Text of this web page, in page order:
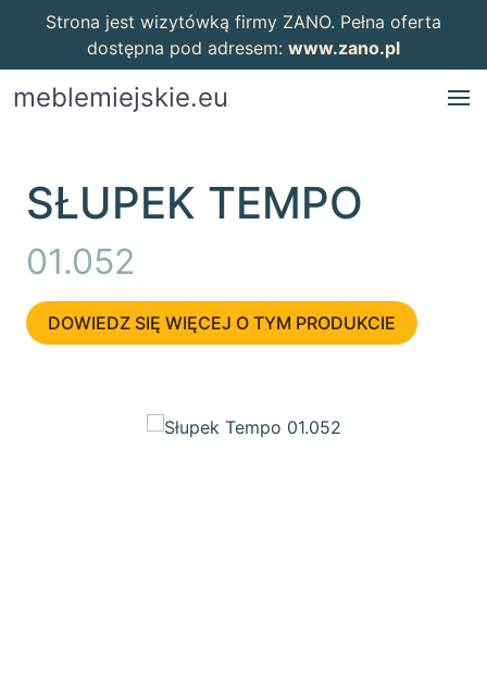
Strona jest wizytówką firmy ZANO. Pełna oferta
dostępna pod adresem: www.zano.pl
meblemiejskie.eu
SŁUPEK TEMPO
01.052
DOWIEDZ SIĘ WIĘCEJ O TYM PRODUKCIE